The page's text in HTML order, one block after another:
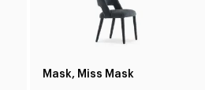
Mask, Miss Mask